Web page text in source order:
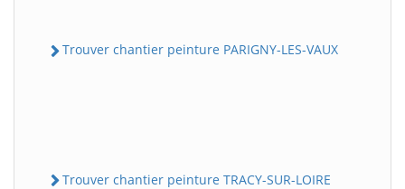
Trouver chantier peinture PARIGNY-LES-VAUX
Trouver chantier peinture TRACY-SUR-LOIRE